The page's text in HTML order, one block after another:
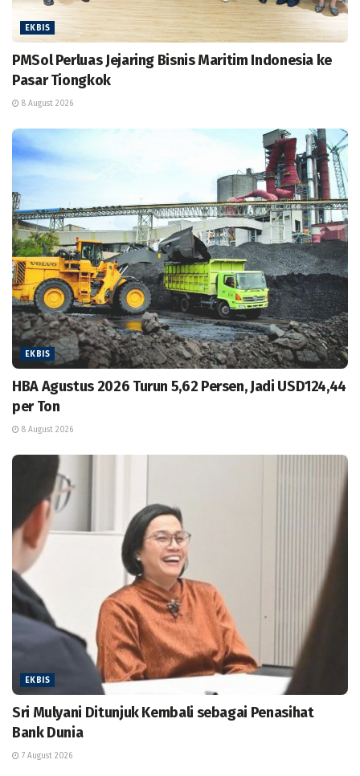
EKBIS
PMSol Perluas Jejaring Bisnis Maritim Indonesia ke
Pasar Tiongkok
8 August 2026
EKBIS
HBA Agustus 2026 Turun 5,62 Persen, Jadi USD124,44
per Ton
8 August 2026
EKBIS
Sri Mulyani Ditunjuk Kembali sebagai Penasihat
Bank Dunia
7 August 2026